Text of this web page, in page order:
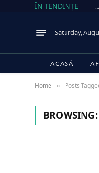
ÎN TENDINȚE
Saturday,
ACASĂ
Home » Posts
BROWSING: